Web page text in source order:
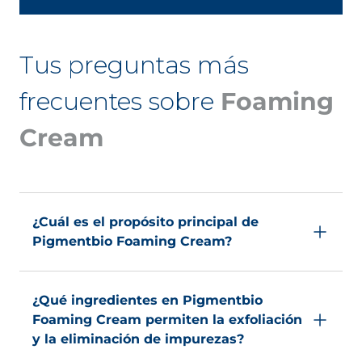
Tus preguntas más
frecuentes sobre Foaming
Cream
¿Cuál es el propósito principal de
Pigmentbio Foaming Cream?
exfoliante que reduce la apariencia de las
manchas oscuras
¿Qué ingredientes en Pigmentbio
Foaming Cream permiten la exfoliación
y la eliminación de impurezas?